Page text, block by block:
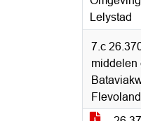
Lelystad
7.c
middelen
Flevoland